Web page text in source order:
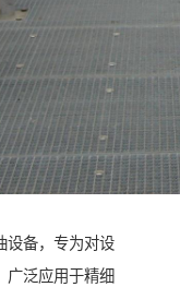
设备，专为对设
广泛应用于精细